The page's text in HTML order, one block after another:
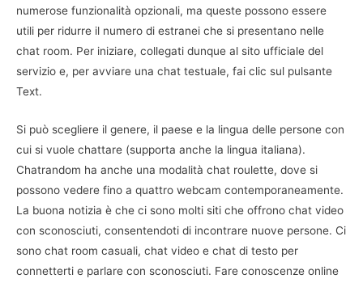
numerose funzionalità opzionali, ma queste possono essere
utili per ridurre il numero di estranei che si presentano nelle
chat room. Per iniziare, collegati dunque al sito ufficiale del
servizio e, per avviare una chat testuale, fai clic sul pulsante
Text.
Si può scegliere il genere, il paese e la lingua delle persone con
cui si vuole chattare (supporta anche la lingua italiana).
Chatrandom ha anche una modalità chat roulette, dove si
possono vedere fino a quattro webcam contemporaneamente.
La buona notizia è che ci sono molti siti che offrono chat video
con sconosciuti, consentendoti di incontrare nuove persone. Ci
sono chat room casuali, chat video e chat di testo per
connetterti e parlare con sconosciuti. Fare conoscenze online